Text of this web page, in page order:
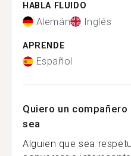
HABLA FLUIDO
Alemán Inglés
APRENDE
Español
Quiero un
sea
Alguien que sea